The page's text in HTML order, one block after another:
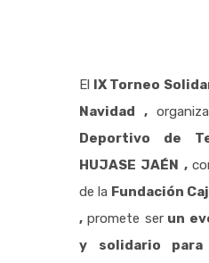
El IX Torneo
Navidad ,
Deportivo de
HUJASE JAÉN ,
de la Fundación
, promete serun
y solidario para